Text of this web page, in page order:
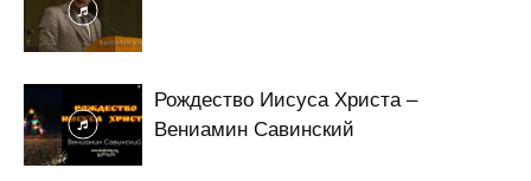
Рождество Иисуса Христа –
Вениамин Савинский